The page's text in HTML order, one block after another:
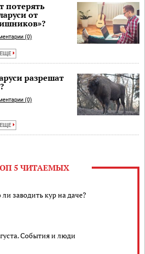
потерять
от
(0)
ЕЩЕ
разрешат
(0)
ЕЩЕ
5 ЧИТАЕМЫХ
заводить кур на даче?
События и люди